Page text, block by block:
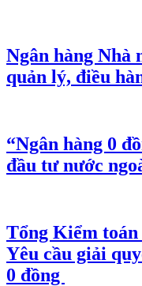
Ngân hàng Nhà
quản lý, điều
“Ngân hàng 0
đầu tư nước
Tổng Kiểm
Yêu cầu giải
0 đồng ​